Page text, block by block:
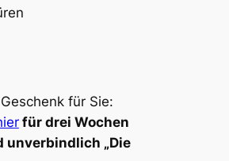
für Sie:
für drei Wochen
unverbindlich „Die